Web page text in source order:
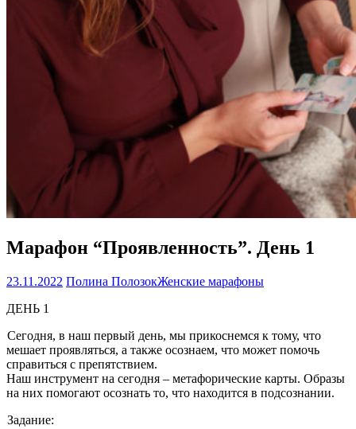
Марафон “Проявленность”. День 1
23.11.2022 Полина ПолозокЖенские марафоны
ДЕНЬ 1
Сегодня, в наш первый день, мы прикоснемся к тому, что
мешает проявляться, а также осознаем, что может помочь
справиться с препятствием.
Наш инструмент на сегодня – метафорические карты. Образы
на них помогают осознать то, что находится в подсознании.
Задание: